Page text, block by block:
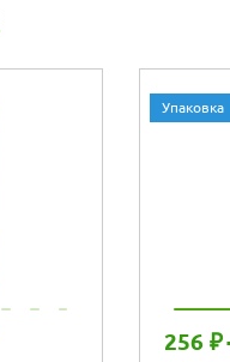
Упаковка
256 ₽